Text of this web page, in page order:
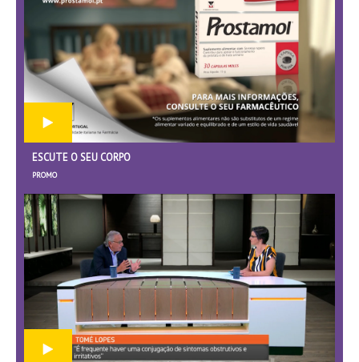
ESCUTE O SEU CORPO
PROMO